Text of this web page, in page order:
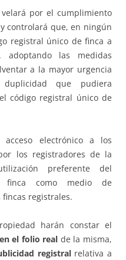
por el cumplimiento
controlará que, en ningún
registral único de finca a
las medidas
a la mayor urgencia
que pudiera
código registral único de
electrónico a los
los registradores de la
preferente del
finca como medio de
registrales.
harán constar el
en el folio real de la misma,
registralrelativa a